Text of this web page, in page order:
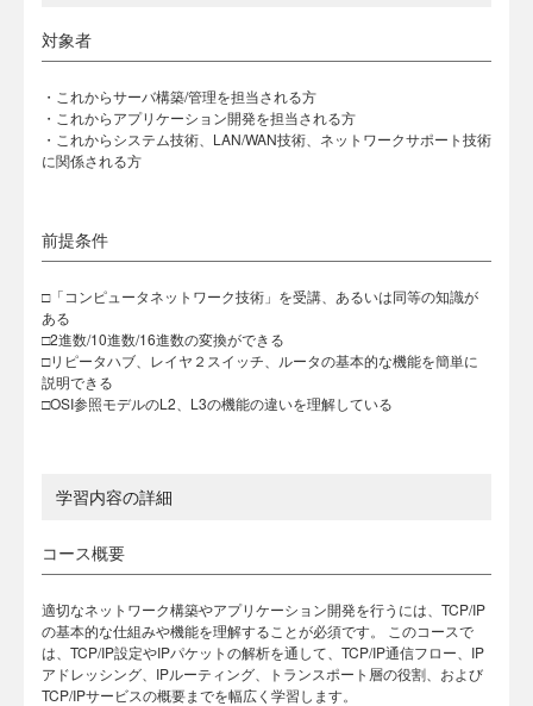
対象者
・これからサーバ構築/管理を担当される方
・これからアプリケーション開発を担当される方
・これからシステム技術、LAN/WAN技術、ネットワークサポート技術
に関係される方
前提条件
□「コンピュータネットワーク技術」を受講、あるいは同等の知識が
ある
□2進数/10進数/16進数の変換ができる
□リピータハブ、レイヤ２スイッチ、ルータの基本的な機能を簡単に
説明できる
□OSI参照モデルのL2、L3の機能の違いを理解している
学習内容の詳細
コース概要
適切なネットワーク構築やアプリケーション開発を行うには、TCP/IP
の基本的な仕組みや機能を理解することが必須です。 このコースで
は、TCP/IP設定やIPパケットの解析を通して、TCP/IP通信フロー、IP
アドレッシング、IPルーティング、トランスポート層の役割、および
TCP/IPサービスの概要までを幅広く学習します。